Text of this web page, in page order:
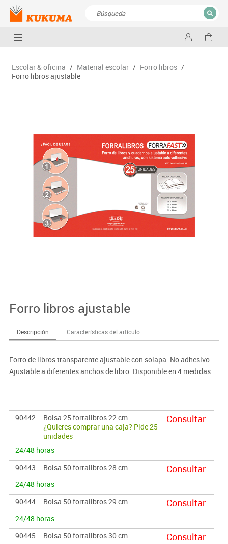
CERRAR
Escolar & oficina / Material escolar / Forro libros /
Forro libros ajustable
Forro libros ajustable
Descripción Características del artículo
Forro de libros transparente ajustable con solapa. No adhesivo.
Ajustable a diferentes anchos de libro. Disponible en 4 medidas.
90442
Bolsa 25 forralibros 22 cm.
¿Quieres comprar una caja? Pide 25
unidades
24/48 horas
Consultar
90443
Bolsa 50 forralibros 28 cm.
24/48 horas
Consultar
90444
Bolsa 50 forralibros 29 cm.
24/48 horas
Consultar
90445
Bolsa 50 forralibros 30 cm.
Consultar